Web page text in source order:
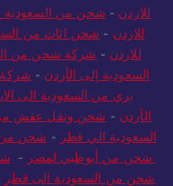
للاردن- نقل عفش من
للاردن-شحن من السعودية
للاردن - شحن اثاث من
للاردن -شركة شحن من
السعودية إلى الأردن-شركة
بري من السعودية الى
الأردن - شحن ونقل عفش من
السعودية الي قطر
- شحن من
شحن من أبوظبي لمصر-